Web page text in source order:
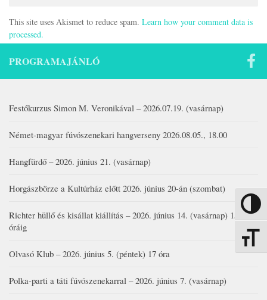
Nagy
This site uses Akismet to reduce spam. Learn how your comment data is
processed.
PROGRAMAJÁNLÓ
Festőkurzus Simon M. Veronikával – 2026.07.19. (vasárnap)
Német-magyar fúvószenekari hangverseny 2026.08.05., 18.00
Hangfürdő – 2026. június 21. (vasárnap)
Horgászbörze a Kultúrház előtt 2026. június 20-án (szombat)
Richter hüllő és kisállat kiállítás – 2026. június 14. (vasárnap) 15-17
óráig
Olvasó Klub – 2026. június 5. (péntek) 17 óra
Polka-parti a táti fúvószenekarral – 2026. június 7. (vasárnap)